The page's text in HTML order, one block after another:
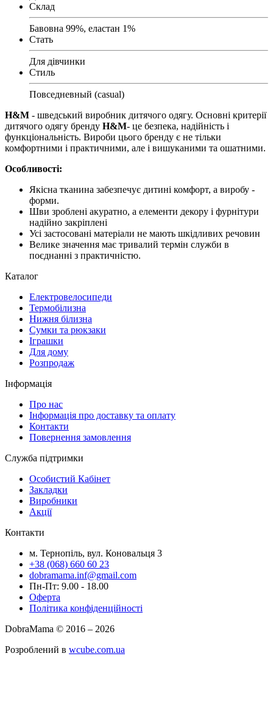
Склад
Бавовна 99%, еластан 1%
Стать
Для дівчинки
Стиль
Повседневный (casual)
H&M - шведський виробник дитячого одягу. Основні критерії
дитячого одягу бренду H&M- це безпека, надійність і
функціональність. Вироби цього бренду є не тільки
комфортними і практичними, але і вишуканими та ошатними.
Особливості:
Якісна тканина забезпечує дитині комфорт, а виробу -
форми.
Шви зроблені акуратно, а елементи декору і фурнітури
надійно закріплені
Усі застосовані матеріали не мають шкідливих речовин
Велике значення має тривалий термін служби в
поєднанні з практичністю.
Каталог
Електровелосипеди
Термобілизна
Нижня білизна
Сумки та рюкзаки
Іграшки
Для дому
Розпродаж
Інформація
Про нас
Інформація про доставку та оплату
Контакти
Повернення замовлення
Служба підтримки
Особистий Кабінет
Закладки
Виробники
Акції
Контакти
м. Тернопіль, вул. Коновальця 3
+38 (068) 660 60 23
dobramama.inf@gmail.com
Пн-Пт: 9.00 - 18.00
Оферта
Політика конфіденційності
DobraMama © 2016 – 2026
Розроблений в wcube.com.ua